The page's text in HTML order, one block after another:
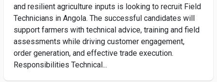
and resilient agriculture inputs is looking to recruit Field
Technicians in Angola. The successful candidates will
support farmers with technical advice, training and field
assessments while driving customer engagement,
order generation, and effective trade execution.
Responsibilities Technical...